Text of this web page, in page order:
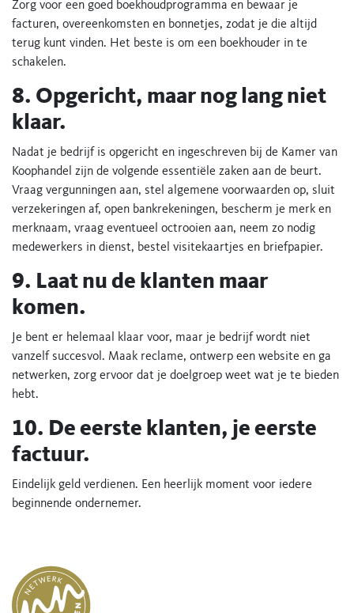
Zorg voor een goed boekhoudprogramma en bewaar je
facturen, overeenkomsten en bonnetjes, zodat je die altijd
terug kunt vinden. Het beste is om een boekhouder in te
schakelen.
8. Opgericht, maar nog lang niet
klaar.
Nadat je bedrijf is opgericht en ingeschreven bij de Kamer van
Koophandel zijn de volgende essentiële zaken aan de beurt.
Vraag vergunningen aan, stel algemene voorwaarden op, sluit
verzekeringen af, open bankrekeningen, bescherm je merk en
merknaam, vraag eventueel octrooien aan, neem zo nodig
medewerkers in dienst, bestel visitekaartjes en briefpapier.
9. Laat nu de klanten maar
komen.
Je bent er helemaal klaar voor, maar je bedrijf wordt niet
vanzelf succesvol. Maak reclame, ontwerp een website en ga
netwerken, zorg ervoor dat je doelgroep weet wat je te bieden
hebt.
10. De eerste klanten, je eerste
factuur.
Eindelijk geld verdienen. Een heerlijk moment voor iedere
beginnende ondernemer.